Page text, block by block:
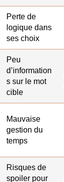
Perte de
logique dans
ses choix
Peu
d’information
s sur le mot
cible
Mauvaise
gestion du
temps
Risques de
spoiler pour